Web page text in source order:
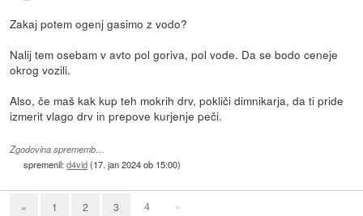
Zakaj potem ogenj gasimo z vodo?
Nalij tem osebam v avto pol goriva, pol vode. Da se bodo ceneje
okrog vozili.
Also, če maš kak kup teh mokrih drv, pokliči dimnikarja, da ti pride
izmerit vlago drv in prepove kurjenje peči.
Zgodovina sprememb…
spremenil:d4vid(17. jan 2024 ob 15:00)
« 1 2 3 4 »